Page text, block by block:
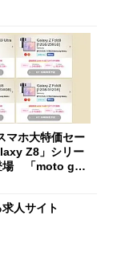
マホ大特価セー
Z8」シリー
場 「moto g37
人サイト